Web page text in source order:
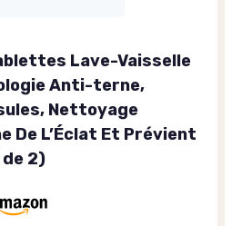
Lave-Vaisselle
Anti-terne,
Nettoyage
De L’Éclat Et Prévient
2)